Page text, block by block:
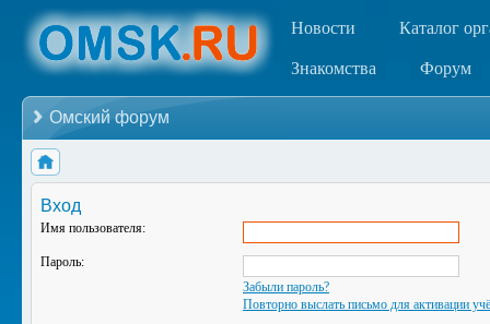
Новости Каталог
Знакомства Форум
Омский форум
Вход
Имя пользователя:
Пароль:
Забыли пароль?
Повторно выслать письмо для активации